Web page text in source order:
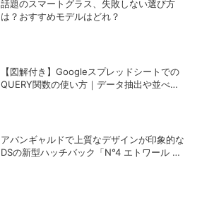
話題のスマートグラス、失敗しない選び方
は？おすすめモデルはどれ？
【図解付き】Googleスプレッドシートでの
QUERY関数の使い方｜データ抽出や並べ替
アバンギャルドで上質なデザインが印象的な
DSの新型ハッチバック「N°4 エトワール ハ